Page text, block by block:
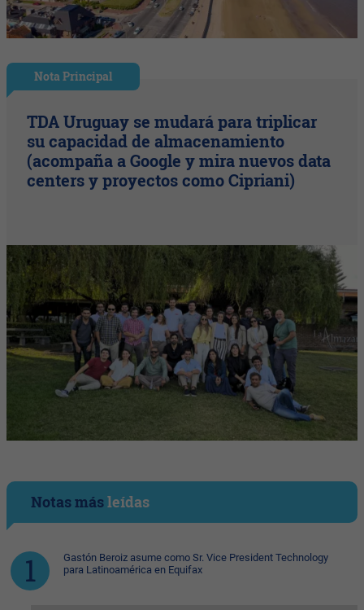
Nota Principal
TDA Uruguay se mudará para triplicar
su capacidad de almacenamiento
(acompaña a Google y mira nuevos data
centers y proyectos como Cipriani)
Notas másleídas
Gastón Beroiz asume como Sr. Vice President Technology
para Latinoamérica en Equifax